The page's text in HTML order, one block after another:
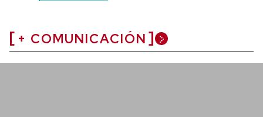
+ COMUNICACIÓN